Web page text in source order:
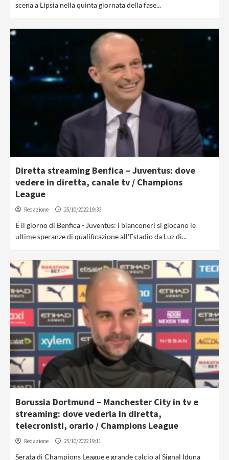
scena a Lipsia nella quinta giornata della fase...
Diretta streaming Benfica – Juventus: dove
vedere in diretta, canale tv / Champions
League
Redazione 25/10/2022 19:33
É il giorno di Benfica - Juventus: i bianconeri si giocano le
ultime speranze di qualificazione all'Estadio da Luz di...
Borussia Dortmund – Manchester City in tv e
streaming: dove vederla in diretta,
telecronisti, orario / Champions League
Redazione 25/10/2022 19:11
Serata di Champions League e grande calcio al Signal Iduna